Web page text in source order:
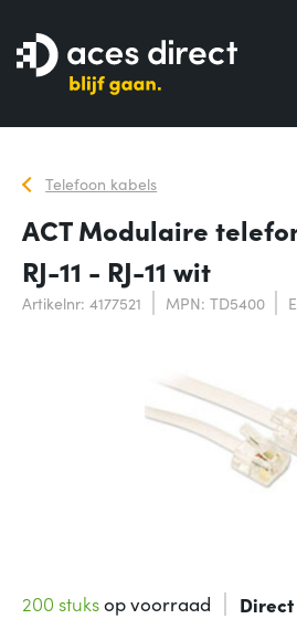
Telefoon kabels
ACT Modulaire
RJ-11 - RJ-11 wit
Artikelnr: 4177521 MPN: TD5400
200 stuksop voorraad Direct